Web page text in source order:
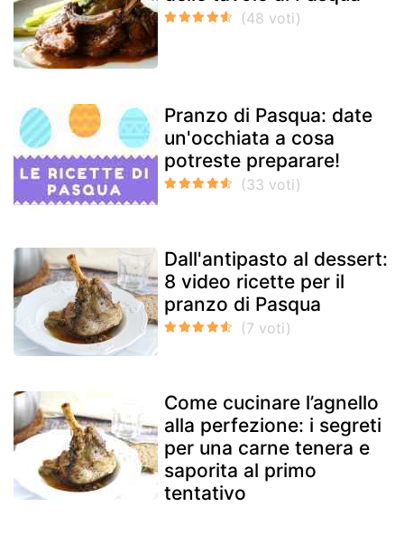
Pranzo di Pasqua: date
un'occhiata a cosa
potreste preparare!
Dall'antipasto al dessert:
8 video ricette per il
pranzo di Pasqua
Come cucinare l’agnello
alla perfezione: i segreti
per una carne tenera e
saporita al primo
tentativo